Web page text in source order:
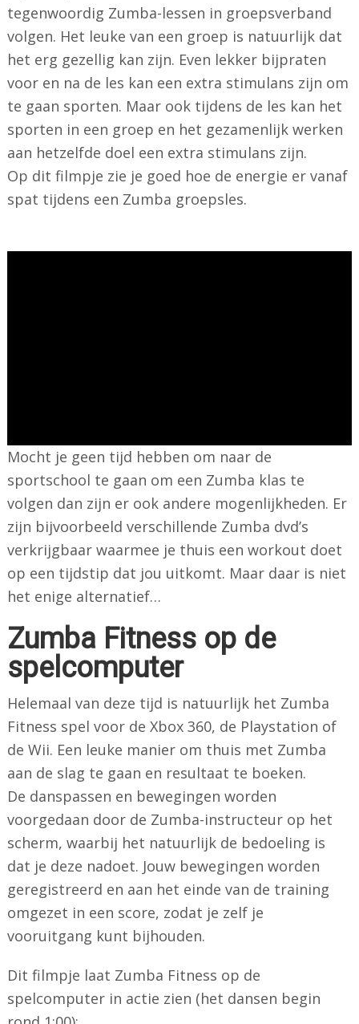
tegenwoordig Zumba-lessen in groepsverband
volgen. Het leuke van een groep is natuurlijk dat
het erg gezellig kan zijn. Even lekker bijpraten
voor en na de les kan een extra stimulans zijn om
te gaan sporten. Maar ook tijdens de les kan het
sporten in een groep en het gezamenlijk werken
aan hetzelfde doel een extra stimulans zijn.
Op dit filmpje zie je goed hoe de energie er vanaf
spat tijdens een Zumba groepsles.
Mocht je geen tijd hebben om naar de
sportschool te gaan om een Zumba klas te
volgen dan zijn er ook andere mogenlijkheden. Er
zijn bijvoorbeeld verschillende Zumba dvd’s
verkrijgbaar waarmee je thuis een workout doet
op een tijdstip dat jou uitkomt. Maar daar is niet
het enige alternatief…
Zumba Fitness op de
spelcomputer
Helemaal van deze tijd is natuurlijk het Zumba
Fitness spel voor de Xbox 360, de Playstation of
de Wii. Een leuke manier om thuis met Zumba
aan de slag te gaan en resultaat te boeken.
De danspassen en bewegingen worden
voorgedaan door de Zumba-instructeur op het
scherm, waarbij het natuurlijk de bedoeling is
dat je deze nadoet. Jouw bewegingen worden
geregistreerd en aan het einde van de training
omgezet in een score, zodat je zelf je
vooruitgang kunt bijhouden.
Dit filmpje laat Zumba Fitness op de
spelcomputer in actie zien (het dansen begin